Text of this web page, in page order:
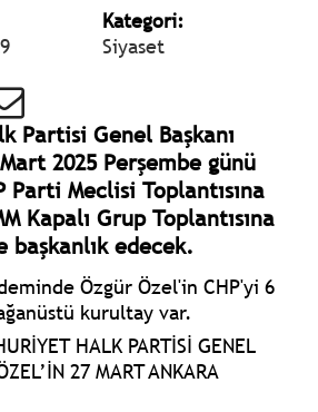
Kategori:
Siyaset
Partisi Genel Başkanı
2025 Perşembe günü
Parti Meclisi Toplantısına
Kapalı Grup Toplantısına
başkanlık edecek.
Özgür Özel'in CHP'yi 6
kurultay var.
HALK PARTİSİ GENEL
27 MART ANKARA